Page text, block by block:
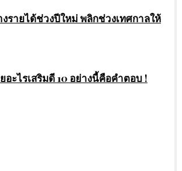
งรายได้ช่วงปีใหม่ พลิกช่วงเทศกาลให้
อะไรเสริมดี 10 อย่างนี้คือคำตอบ !